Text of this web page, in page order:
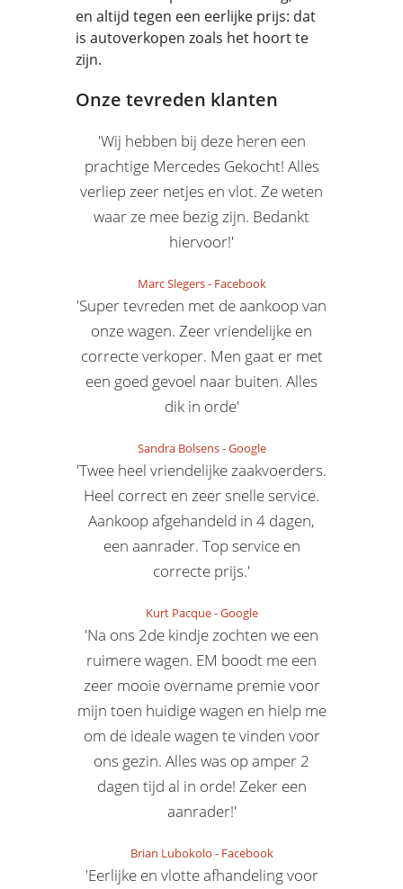
en altijd tegen een eerlijke prijs: dat
is autoverkopen zoals het hoort te
zijn.
Onze tevreden klanten
'Wij hebben bij deze heren een
prachtige Mercedes Gekocht! Alles
verliep zeer netjes en vlot. Ze weten
waar ze mee bezig zijn. Bedankt
hiervoor!'
Marc Slegers- Facebook
'Super tevreden met de aankoop van
onze wagen. Zeer vriendelijke en
correcte verkoper. Men gaat er met
een goed gevoel naar buiten. Alles
dik in orde'
Sandra Bolsens-Google
'Twee heel vriendelijke zaakvoerders.
Heel correct en zeer snelle service.
Aankoop afgehandeld in 4 dagen,
een aanrader. Top service en
correcte prijs.'
Kurt Pacque-Google
'Na ons 2de kindje zochten we een
ruimere wagen. EM boodt me een
zeer mooie overname premie voor
mijn toen huidige wagen en hielp me
om de ideale wagen te vinden voor
ons gezin. Alles was op amper 2
dagen tijd al in orde! Zeker een
aanrader!'
Brian Lubokolo - Facebook
'Eerlijke en vlotte afhandeling voor